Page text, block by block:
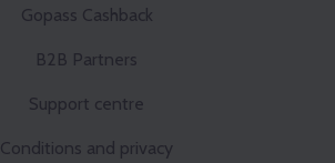
Gopass Cashback
B2B Partners
Support centre
Conditions and privacy